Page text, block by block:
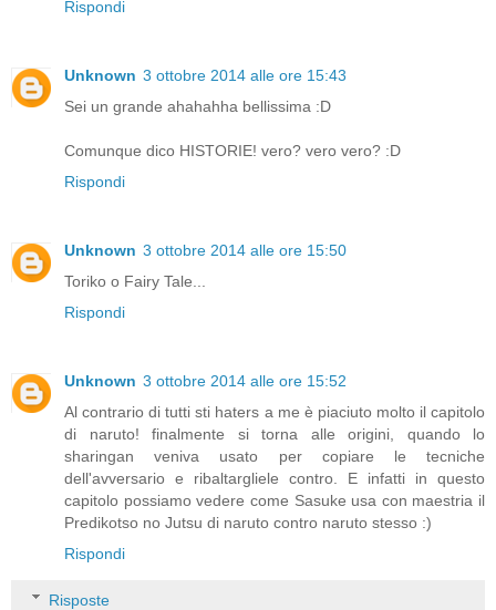
Rispondi
Unknown 3 ottobre 2014 alle ore 15:43
Sei un grande ahahahha bellissima :D
Comunque dico HISTORIE! vero? vero vero? :D
Rispondi
Unknown 3 ottobre 2014 alle ore 15:50
Toriko o Fairy Tale...
Rispondi
Unknown 3 ottobre 2014 alle ore 15:52
Al contrario di tutti sti haters a me è piaciuto molto il capitolo
di naruto! finalmente si torna alle origini, quando lo
sharingan veniva usato per copiare le tecniche
dell'avversario e ribaltargliele contro. E infatti in questo
capitolo possiamo vedere come Sasuke usa con maestria il
Predikotso no Jutsu di naruto contro naruto stesso :)
Rispondi
Risposte